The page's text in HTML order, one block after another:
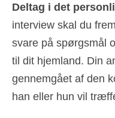
Deltag i det
interview skal du
svare på spørgsmål
til dit hjemland. Din
gennemgået af den
han eller hun vil